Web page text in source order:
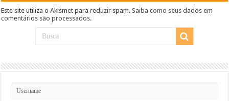
Este site utiliza o Akismet para reduzir spam.Saiba como seus dados em
comentários são processados.